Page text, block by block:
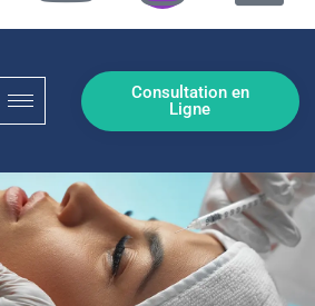
Consultation en
Ligne